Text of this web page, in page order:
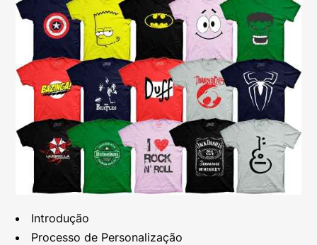
Introdução
Processo de Personalização